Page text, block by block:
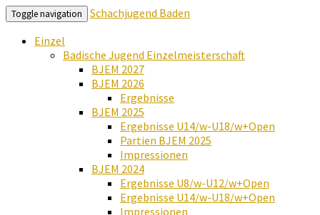
Toggle navigation
Schachjugend Baden
Einzel
Badische Jugend Einzelmeisterschaft
BJEM 2027
BJEM 2026
Ergebnisse
BJEM 2025
Ergebnisse U14/w-U18/w+Open
Partien BJEM 2025
Impressionen
BJEM 2024
Ergebnisse U8/w-U12/w+Open
Ergebnisse U14/w-U18/w+Open
Impressionen